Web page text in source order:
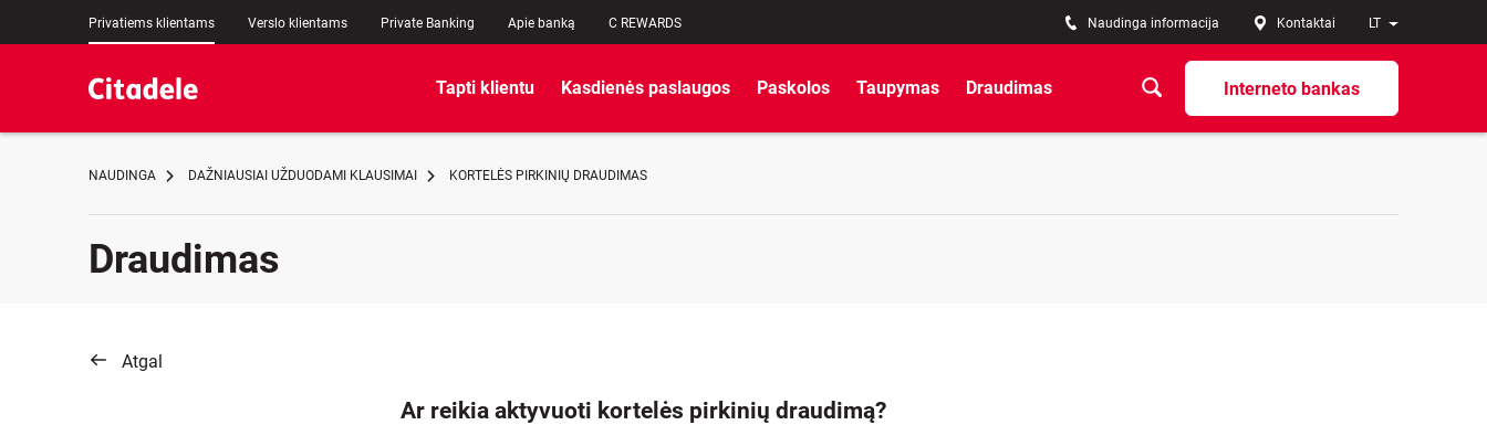
Privatiems klientams Verslo klientams Private Banking Apie banką C REWARDS LT
Naudinga informacija Kontaktai
Interneto bankas
Tapti klientu Kasdienės paslaugos Paskolos Taupymas Draudimas
NAUDINGA DAŽNIAUSIAI UŽDUODAMI KLAUSIMAI KORTELĖS PIRKINIŲ DRAUDIMAS
Draudimas
Atgal
Ar reikia aktyvuoti kortelės pirkinių draudimą?